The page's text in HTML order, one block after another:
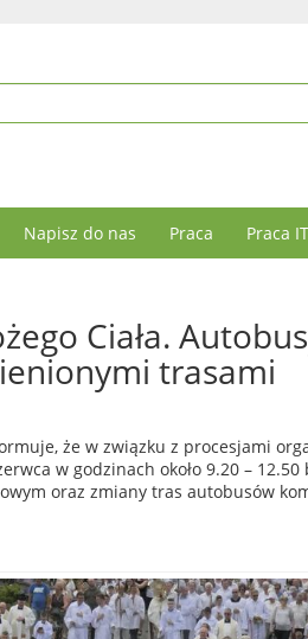
Napisz do nas Praca Praca
Ciała.
trasami
że w związku z procesjami
w godzinach około 9.20 – 12.50
oraz zmiany tras autobusów